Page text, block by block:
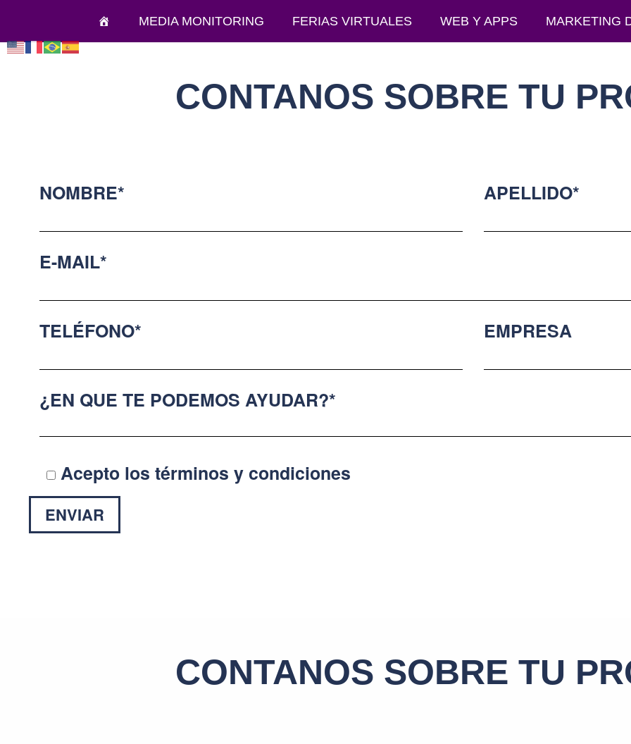
MEDIA MONITORING FERIAS VIRTUALES WEB Y APPS MARKETING
CONTANOS SOBRE TU
NOMBRE* APELLIDO*
E-MAIL*
TELÉFONO* EMPRESA
¿EN QUE TE PODEMOS AYUDAR?*
Acepto los términos y condiciones
CONTANOS SOBRE TU